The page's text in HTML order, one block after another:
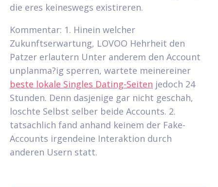
die eres keineswegs existireren.
Kommentar: 1. Hinein welcher
Zukunftserwartung, LOVOO Hehrheit den
Patzer erlautern Unter anderem den Account
unplanma?ig sperren, wartete meinereiner
beste lokale Singles Dating-Seiten jedoch 24
Stunden. Denn dasjenige gar nicht geschah,
loschte Selbst selber beide Accounts. 2.
tatsachlich fand anhand keinem der Fake-
Accounts irgendeine Interaktion durch
anderen Usern statt.